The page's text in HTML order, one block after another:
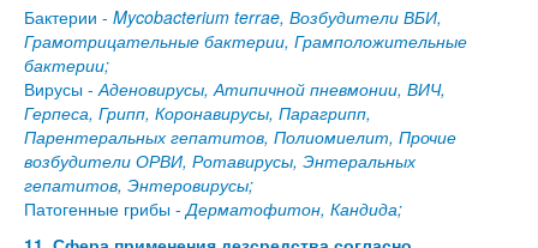
Бактерии - Mycobacterium terrae, Возбудители ВБИ,
Грамотрицательные бактерии, Грамположительные
бактерии;
Вирусы -Аденовирусы, Атипичной пневмонии, ВИЧ,
Герпеса, Грипп, Коронавирусы, Парагрипп,
Парентеральных гепатитов, Полиомиелит, Прочие
возбудители ОРВИ, Ротавирусы, Энтеральных
гепатитов, Энтеровирусы;
Патогенные грибы -Дерматофитон, Кандида;